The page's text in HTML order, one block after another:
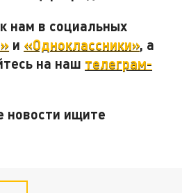
нам в социальных
и «Одноклассники», а
на наш телеграм-
новости ищите